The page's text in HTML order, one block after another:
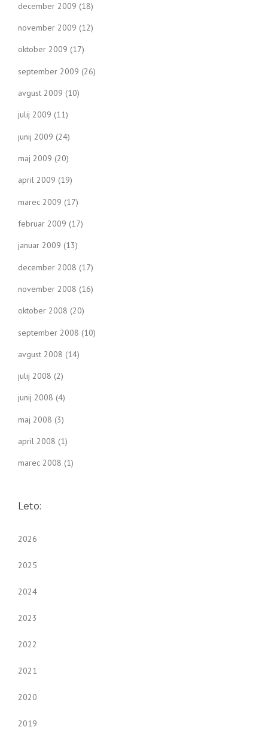
december 2009 (18)
november 2009 (12)
oktober 2009 (17)
september 2009 (26)
avgust 2009 (10)
julij 2009 (11)
junij 2009 (24)
maj 2009 (20)
april 2009 (19)
marec 2009 (17)
februar 2009 (17)
januar 2009 (13)
december 2008 (17)
november 2008 (16)
oktober 2008 (20)
september 2008 (10)
avgust 2008 (14)
julij 2008 (2)
junij 2008 (4)
maj 2008 (3)
april 2008 (1)
marec 2008 (1)
Leto:
2026
2025
2024
2023
2022
2021
2020
2019